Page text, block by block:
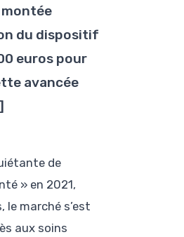
montée
du dispositif
euros pour
avancée
de
» en 2021,
marché s’est
aux soins